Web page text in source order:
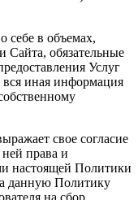
себе в объемах,
Сайта, обязательные
Услуг
иная информация
свое согласие
права и
настоящей Политики
данную Политику
на сбор,